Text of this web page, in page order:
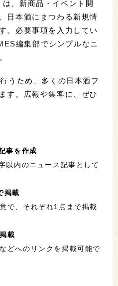
、新商品・イベント開
日本酒にまつわる新規情
。必要事項を入力してい
編集部でシンプルなニ
うため、多くの日本酒フ
す。広報や集客に、ぜひ
事を作成
以内のニュース記事として
掲載
で、それぞれ1点まで掲載
載
どへのリンクを掲載可能で